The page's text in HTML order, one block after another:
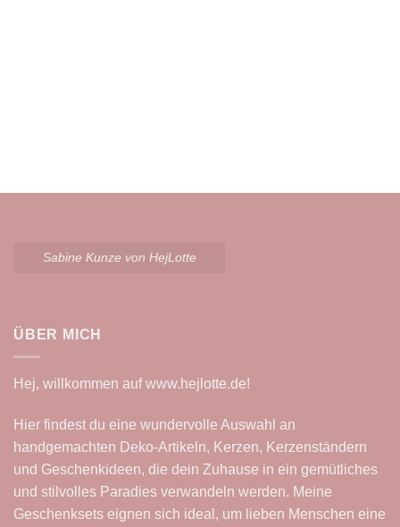
Sabine Kunze von HejLotte
ÜBER MICH
Hej, willkommen aufwww.hejlotte.de!
Hier findest du eine wundervolle Auswahl an
handgemachten Deko-Artikeln, Kerzen, Kerzenständern
und Geschenkideen, die dein Zuhause in ein gemütliches
und stilvolles Paradies verwandeln werden. Meine
Geschenksets eignen sich ideal, um lieben Menschen eine